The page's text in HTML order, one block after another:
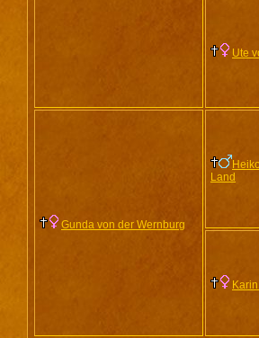
Ute
Gunda von der Wernburg
Land